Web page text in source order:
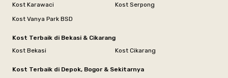
Kost Karawaci
Kost Serpong
Kost Vanya Park BSD
Kost Terbaik di Bekasi & Cikarang
Kost Bekasi
Kost Cikarang
Kost Terbaik di Depok, Bogor & Sekitarnya